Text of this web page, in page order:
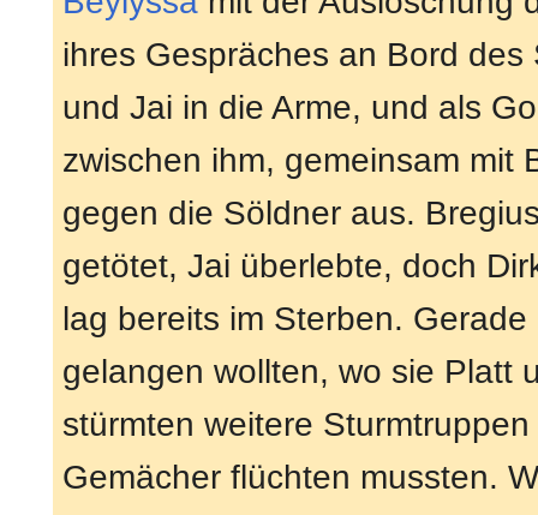
ihres Gespräches an Bord
und Jai in die Arme, und als
zwischen ihm, gemeinsam mit
gegen die Söldner aus.
getötet, Jai überlebte, doch
lag bereits im Sterben.
gelangen wollten, wo sie Platt
stürmten weitere
Gemächer flüchten mussten.